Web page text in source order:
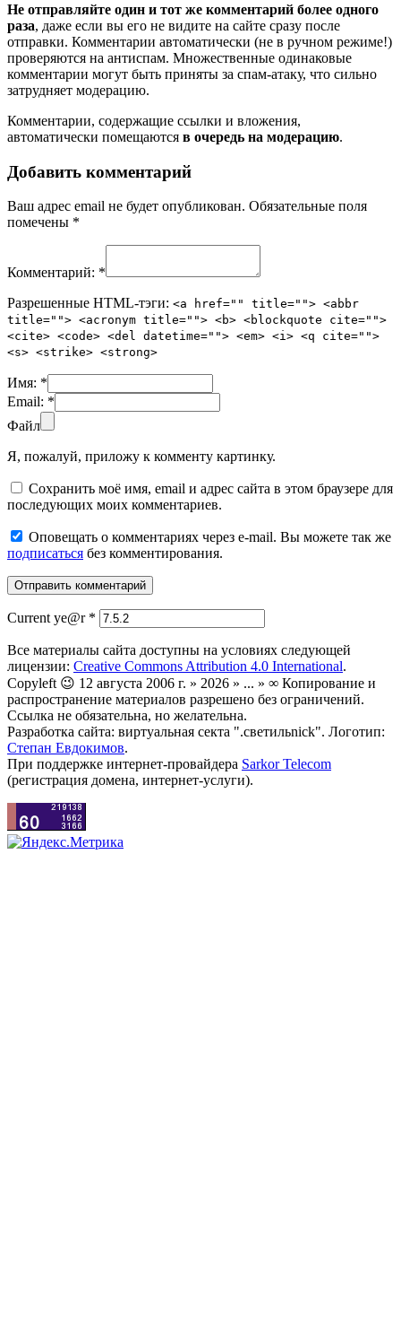
Не отправляйте один и тот же комментарий более одного
раза, даже если вы его не видите на сайте сразу после
отправки. Комментарии автоматически (не в ручном режиме!)
проверяются на антиспам. Множественные одинаковые
комментарии могут быть приняты за спам-атаку, что сильно
затрудняет модерацию.
Комментарии, содержащие ссылки и вложения,
автоматически помещаются в очередь на модерацию.
Добавить комментарий
Ваш адрес email не будет опубликован. Обязательные поля
помечены *
Комментарий: *
Разрешенные HTML-тэги: <a href="" title=""> <abbr
title=""> <acronym title=""> <b> <blockquote cite="">
<cite> <code> <del datetime=""> <em> <i> <q cite="">
<s> <strike> <strong>
Имя: *
Email: *
Файл
Я, пожалуй, приложу к комменту картинку.
Сохранить моё имя, email и адрес сайта в этом браузере для
последующих моих комментариев.
Оповещать о комментариях через e-mail. Вы можете так же
подписаться без комментирования.
Current ye@r *
Все материалы сайта доступны на условиях следующей
лицензии: Creative Commons Attribution 4.0 International.
Copyleft 😉 12 августа 2006 г. » 2026 » ... » ∞ Копирование и
распространение материалов разрешено без ограничений.
Ссылка не обязательна, но желательна.
Разработка сайта: виртуальная секта ".светильnick". Логотип:
Степан Евдокимов.
При поддержке интернет-провайдера Sarkor Telecom
(регистрация домена, интернет-услуги).